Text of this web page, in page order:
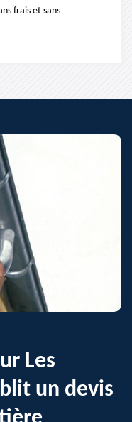
frais et sans
Les
un devis